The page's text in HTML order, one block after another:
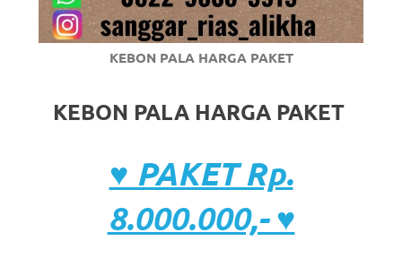
KEBON PALA HARGA PAKET
KEBON PALA HARGA PAKET
♥ PAKET Rp.
8.000.000,- ♥